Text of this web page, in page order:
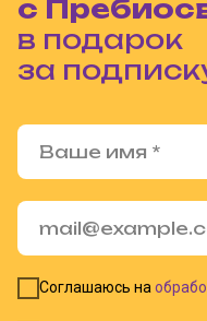
Соглашаюсь на
с
в подарок
за